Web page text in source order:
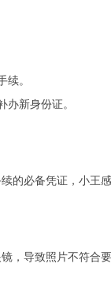
。
办新身份证。
的必备凭证，小王
，导致照片不符合